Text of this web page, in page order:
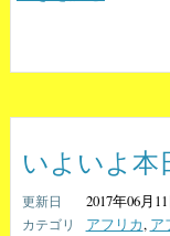
いよいよ本
2017年06月
アフリカ, ア